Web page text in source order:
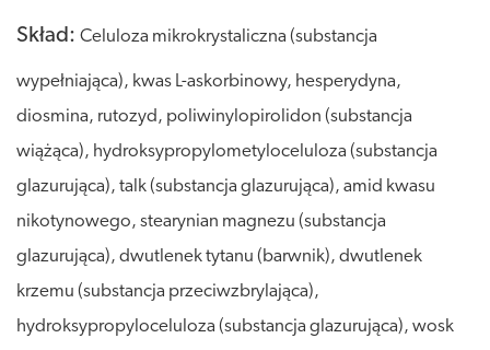
Skład: Celuloza mikrokrystaliczna (substancja
wypełniająca), kwas L-askorbinowy, hesperydyna,
diosmina, rutozyd, poliwinylopirolidon (substancja
wiążąca), hydroksypropylometyloceluloza (substancja
glazurująca), talk (substancja glazurująca), amid kwasu
nikotynowego, stearynian magnezu (substancja
glazurująca), dwutlenek tytanu (barwnik), dwutlenek
krzemu (substancja przeciwzbrylająca),
hydroksypropyloceluloza (substancja glazurująca), wosk